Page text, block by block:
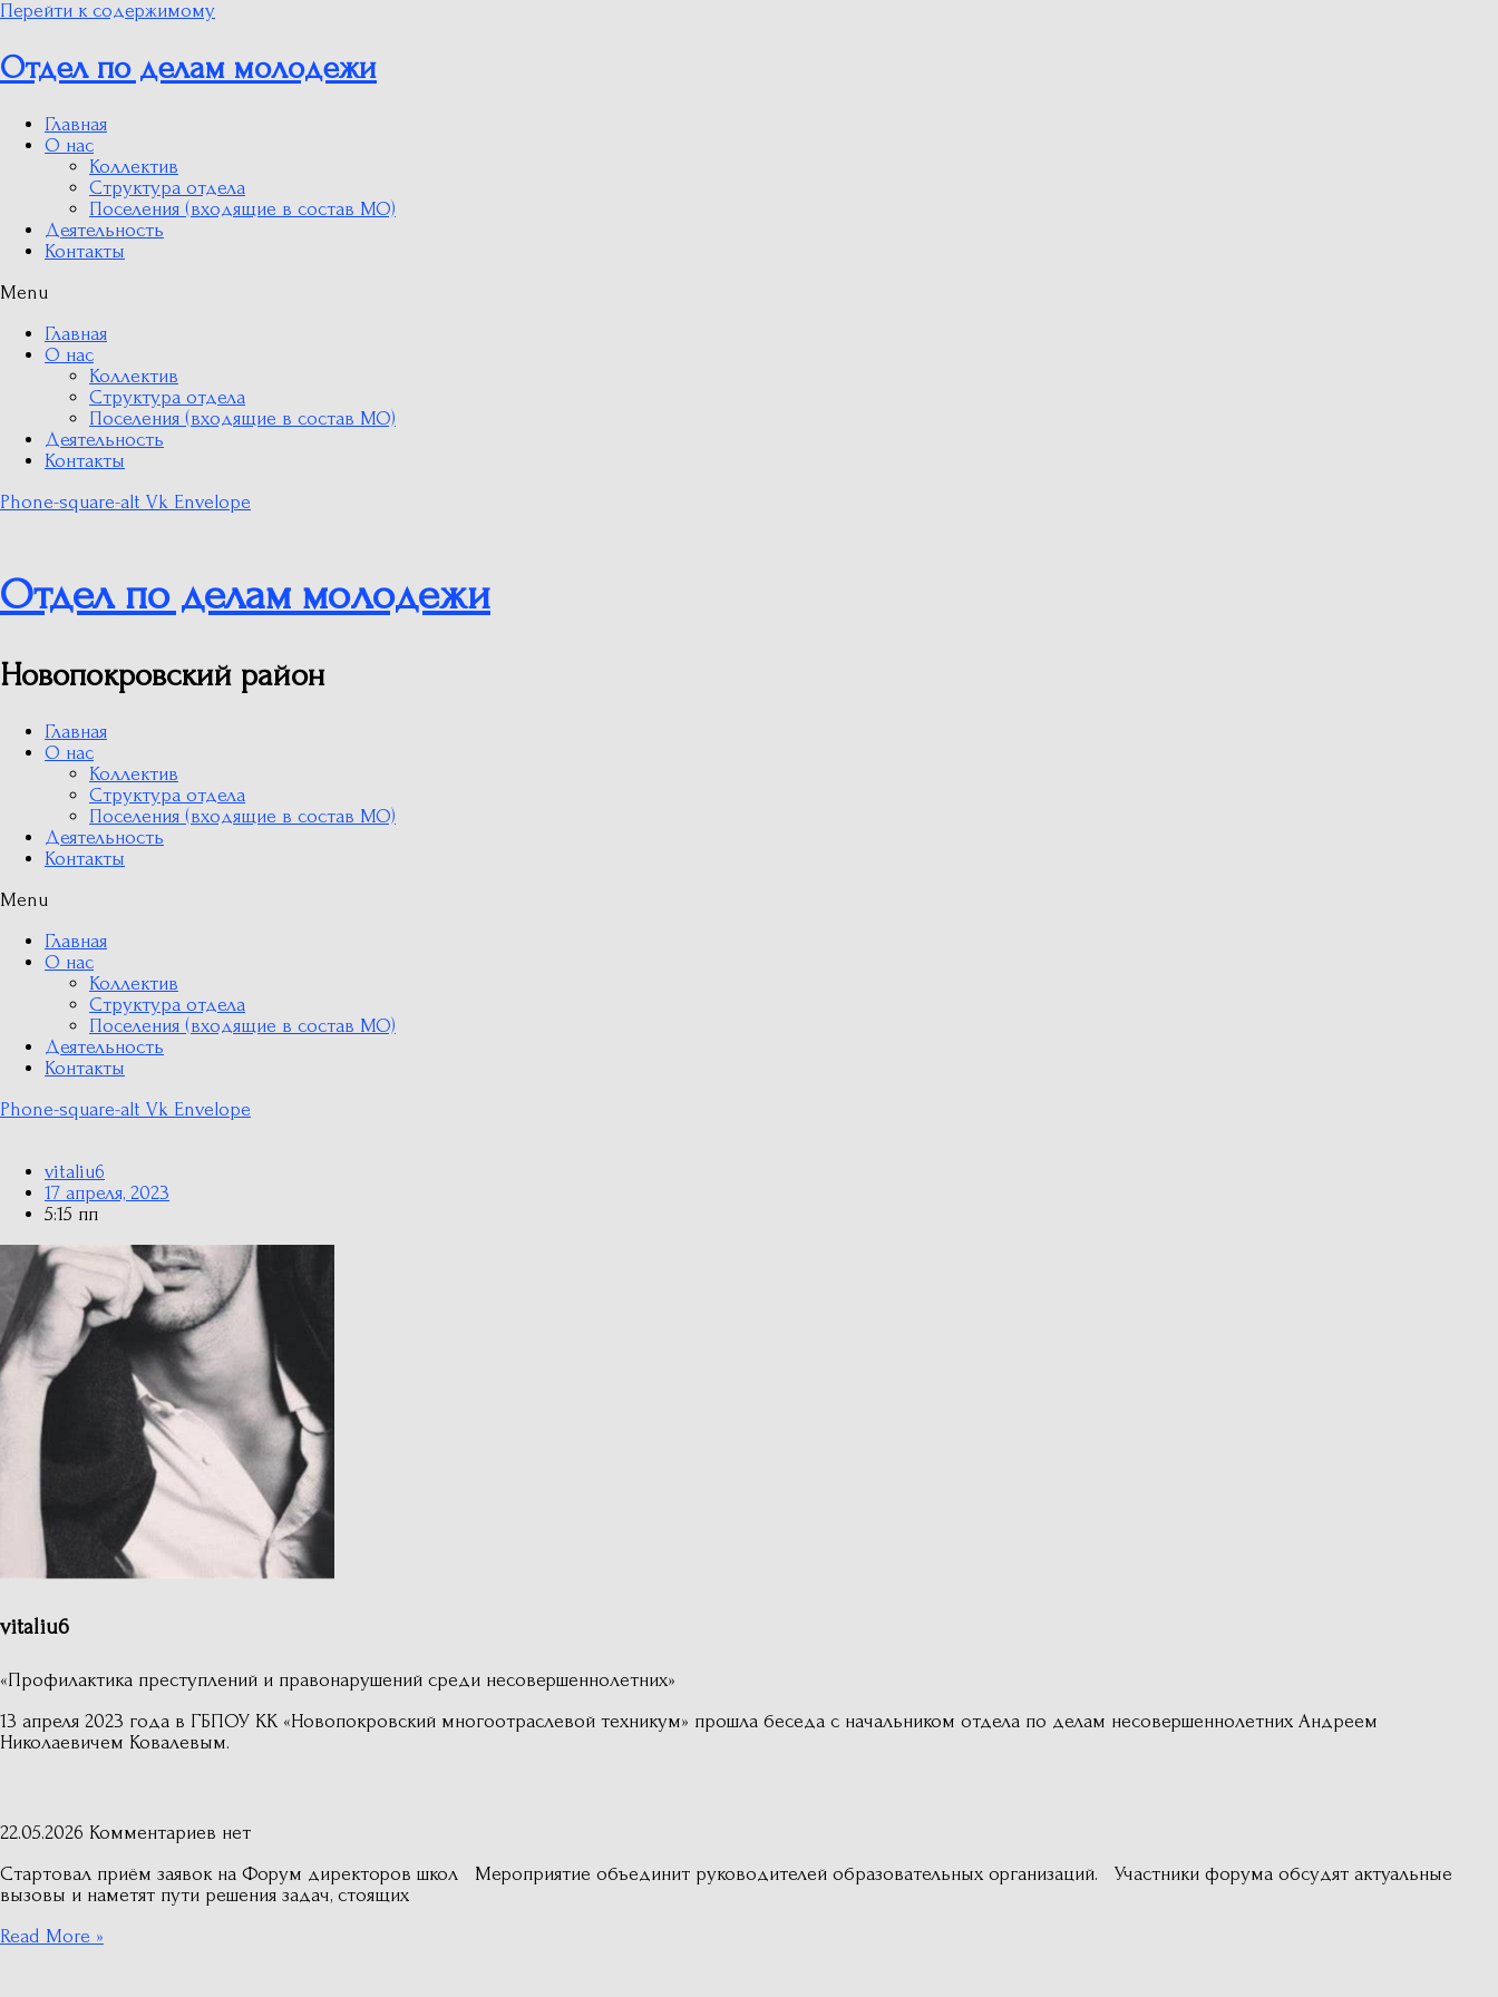
Перейти к содержимому
Отдел по делам молодежи
Главная
О нас
Коллектив
Структура отдела
Поселения (входящие в состав МО)
Деятельность
Контакты
Menu
Главная
О нас
Коллектив
Структура отдела
Поселения (входящие в состав МО)
Деятельность
Контакты
Phone-square-alt Vk Envelope
Отдел по делам молодежи
Новопокровский район
Главная
О нас
Коллектив
Структура отдела
Поселения (входящие в состав МО)
Деятельность
Контакты
Menu
Главная
О нас
Коллектив
Структура отдела
Поселения (входящие в состав МО)
Деятельность
Контакты
Phone-square-alt Vk Envelope
vitaliu6
17 апреля, 2023
5:15 пп
vitaliu6
«Профилактика преступлений и правонарушений среди несовершеннолетних»
13 апреля 2023 года в ГБПОУ КК «Новопокровский многоотраслевой техникум» прошла беседа с начальником отдела по делам несовершеннолетних Андреем
Николаевичем Ковалевым.
22.05.2026 Комментариев нет
Стартовал приём заявок на Форум директоров школ Мероприятие объединит руководителей образовательных организаций. Участники форума обсудят актуальные
вызовы и наметят пути решения задач, стоящих
Read More »